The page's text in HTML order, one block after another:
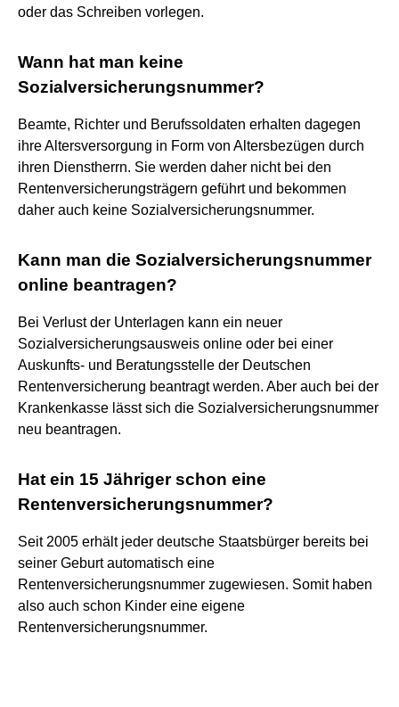
oder das Schreiben vorlegen.
Wann hat man keine
Sozialversicherungsnummer?
Beamte, Richter und Berufssoldaten erhalten dagegen
ihre Altersversorgung in Form von Altersbezügen durch
ihren Dienstherrn. Sie werden daher nicht bei den
Rentenversicherungsträgern geführt und bekommen
daher auch keine Sozialversicherungsnummer.
Kann man die Sozialversicherungsnummer
online beantragen?
Bei Verlust der Unterlagen kann ein neuer
Sozialversicherungsausweis online oder bei einer
Auskunfts- und Beratungsstelle der Deutschen
Rentenversicherung beantragt werden. Aber auch bei der
Krankenkasse lässt sich die Sozialversicherungsnummer
neu beantragen.
Hat ein 15 Jähriger schon eine
Rentenversicherungsnummer?
Seit 2005 erhält jeder deutsche Staatsbürger bereits bei
seiner Geburt automatisch eine
Rentenversicherungsnummer zugewiesen. Somit haben
also auch schon Kinder eine eigene
Rentenversicherungsnummer.